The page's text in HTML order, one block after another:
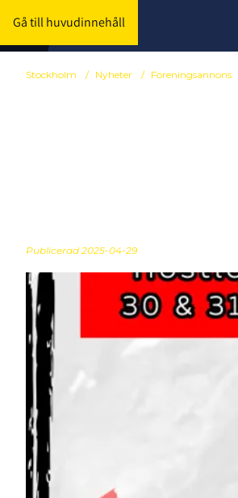
Gå till huvudinnehåll
Stockholm / Nyheter / Föreningsannons
Publicerad 2025-04-29